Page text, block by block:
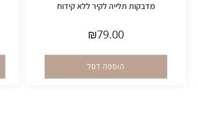
מדבקות תלייה לקיר ללא קידוח
₪79.00
הוספה לסל